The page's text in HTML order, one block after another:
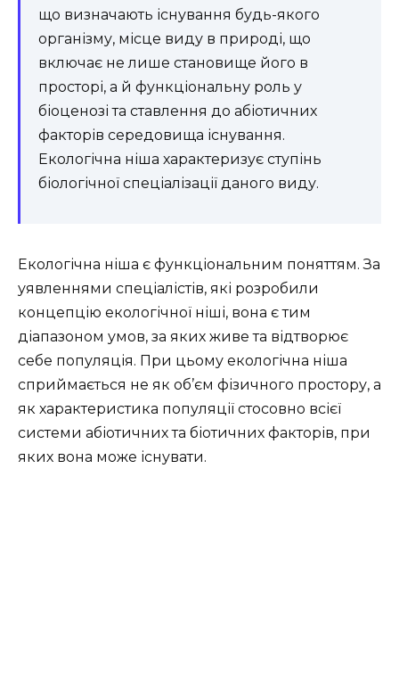
що визначають існування будь-якого
організму, місце виду в природі, що
включає не лише становище його в
просторі, а й функціональну роль у
біоценозі та ставлення до абіотичних
факторів середовища існування.
Екологічна ніша характеризує ступінь
біологічної спеціалізації даного виду.
Екологічна ніша є функціональним поняттям. За
уявленнями спеціалістів, які розробили
концепцію екологічної ніші, вона є тим
діапазоном умов, за яких живе та відтворює
себе популяція. При цьому екологічна ніша
сприймається не як об’єм фізичного простору, а
як характеристика популяції стосовно всієї
системи абіотичних та біотичних факторів, при
яких вона може існувати.